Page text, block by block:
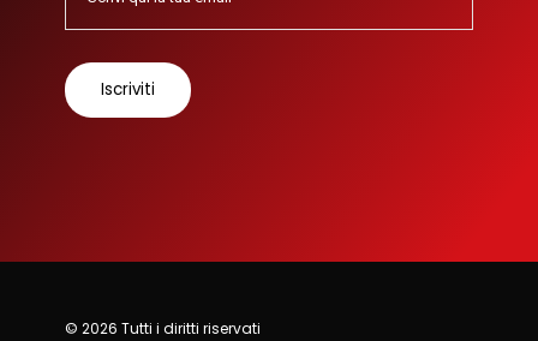
© 2026 Tutti i diritti riservati